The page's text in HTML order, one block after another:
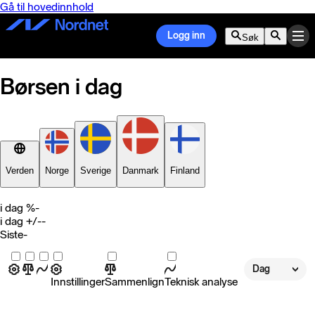
Gå til hovedinnhold
Logg inn Søk
Børsen i dag
Verden Norge Sverige Danmark Finland
i dag %-
i dag +/--
Siste-
InnstillingerSammenlignTeknisk analyse
Dag